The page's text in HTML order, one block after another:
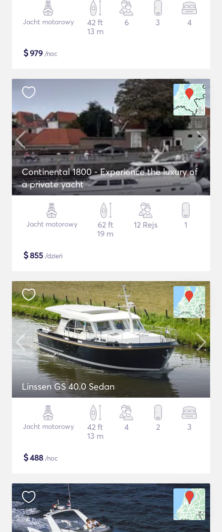
Jacht motorowy
42 ft
13 m
6 3 4
$979 /noc
Continental 1800 - Experience the luxury of
a private yacht
Jacht motorowy
62 ft
19 m
12 Rejs 1
$855 /dzień
Linssen GS 40.0 Sedan
Jacht motorowy
42 ft
13 m
4 2 3
$488 /noc